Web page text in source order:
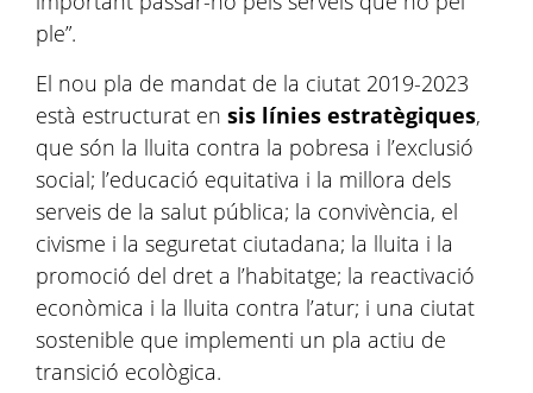
ple”.
El nou pla de mandat de la ciutat 2019-2023
està estructurat en sis línies estratègiques,
que són la lluita contra la pobresa i l’exclusió
social; l’educació equitativa i la millora dels
serveis de la salut pública; la convivència, el
civisme i la seguretat ciutadana; la lluita i la
promoció del dret a l’habitatge; la reactivació
econòmica i la lluita contra l’atur; i una ciutat
sostenible que implementi un pla actiu de
transició ecològica.